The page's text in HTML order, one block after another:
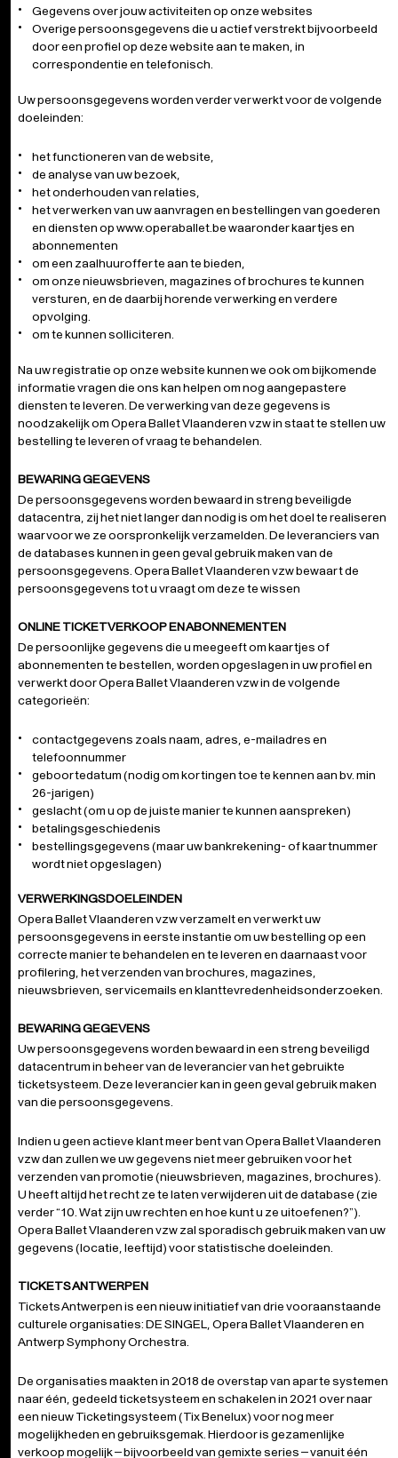
Gegevens over jouw activiteiten op onze websites
Overige persoonsgegevens die u actief verstrekt bijvoorbeeld
door een profiel op deze website aan te maken, in
correspondentie en telefonisch.
Uw persoonsgegevens worden verder verwerkt voor de volgende
doeleinden:
het functioneren van de website,
de analyse van uw bezoek,
het onderhouden van relaties,
het verwerken van uw aanvragen en bestellingen van goederen
en diensten opwww.operaballet.bewaaronder kaartjes en
abonnementen
om een zaalhuurofferte aan te bieden,
om onze nieuwsbrieven, magazines of brochures te kunnen
versturen, en de daarbij horende verwerking en verdere
opvolging.
om te kunnen solliciteren.
Na uw registratie op onze website kunnen we ook om bijkomende
informatie vragen die ons kan helpen om nog aangepastere
diensten te leveren. De verwerking van deze gegevens is
noodzakelijk om Opera Ballet Vlaanderen vzw in staat te stellen uw
bestelling te leveren of vraag te behandelen.
BEWARING GEGEVENS
De persoonsgegevens worden bewaard in streng beveiligde
datacentra, zij het niet langer dan nodig is om het doel te realiseren
waarvoor we ze oorspronkelijk verzamelden. De leveranciers van
de databases kunnen in geen geval gebruik maken van de
persoonsgegevens. Opera Ballet Vlaanderen vzw bewaart de
persoonsgegevens tot u vraagt om deze te wissen
ONLINE TICKETVERKOOP EN ABONNEMENTEN
De persoonlijke gegevens die u meegeeft om kaartjes of
abonnementen te bestellen, worden opgeslagen in uw profiel en
verwerkt door Opera Ballet Vlaanderen vzw in de volgende
categorieën:
contactgegevens zoals naam, adres, e-mailadres en
telefoonnummer
geboortedatum (nodig om kortingen toe te kennen aan bv. min
26-jarigen)
geslacht (om u op de juiste manier te kunnen aanspreken)
betalingsgeschiedenis
bestellingsgegevens (maar uw bankrekening- of kaartnummer
wordt niet opgeslagen)
VERWERKINGSDOELEINDEN
Opera Ballet Vlaanderen vzw verzamelt en verwerkt uw
persoonsgegevens in eerste instantie om uw bestelling op een
correcte manier te behandelen en te leveren en daarnaast voor
profilering, het verzenden van brochures, magazines,
nieuwsbrieven, servicemails en klanttevredenheidsonderzoeken.
BEWARING GEGEVENS
Uw persoonsgegevens worden bewaard in een streng beveiligd
datacentrum in beheer van de leverancier van het gebruikte
ticketsysteem. Deze leverancier kan in geen geval gebruik maken
van die persoonsgegevens.
Indien u geen actieve klant meer bent van Opera Ballet Vlaanderen
vzw dan zullen we uw gegevens niet meer gebruiken voor het
verzenden van promotie (nieuwsbrieven, magazines, brochures).
U heeft altijd het recht ze te laten verwijderen uit de database (zie
verder “10. Wat zijn uw rechten en hoe kunt u ze uitoefenen?”).
Opera Ballet Vlaanderen vzw zal sporadisch gebruik maken van uw
gegevens (locatie, leeftijd) voor statistische doeleinden.
TICKETS ANTWERPEN
Tickets Antwerpen is een nieuw initiatief van drie vooraanstaande
culturele organisaties: DE SINGEL, Opera Ballet Vlaanderen en
Antwerp Symphony Orchestra.
De organisaties maakten in 2018 de overstap van aparte systemen
naar één, gedeeld ticketsysteem en schakelen in 2021 over naar
een nieuw Ticketingsysteem (Tix Benelux) voor nog meer
mogelijkheden en gebruiksgemak. Hierdoor is gezamenlijke
verkoop mogelijk – bijvoorbeeld van gemixte series – vanuit één